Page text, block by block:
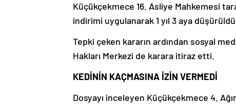
Küçükçekmece 16. Asliye Mahkemesi
indirimi uygulanarak 1 yıl 3 aya
Tepki çeken kararın ardından sosyal
Hakları Merkezi de karara itiraz etti.
KEDİNİN KAÇMASINA İZİN VERMEDİ
Dosyayı inceleyen Küçükçekmece 4.